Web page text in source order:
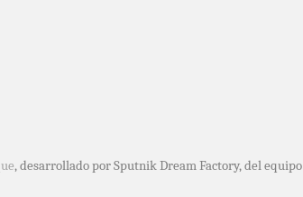
, desarrollado por Sputnik Dream Factory, del equipo